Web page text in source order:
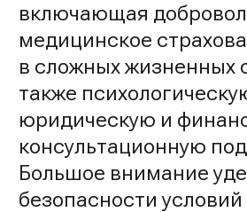
включающая
медицинское
в сложных жизненных
также
юридическую и
консультационную
Большое внимание
безопасности условий